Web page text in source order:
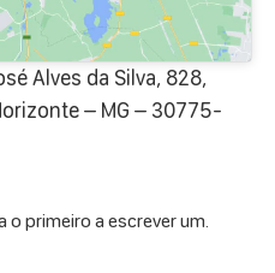
Alves da Silva, 828,
– MG – 30775-
o primeiro a escrever um.